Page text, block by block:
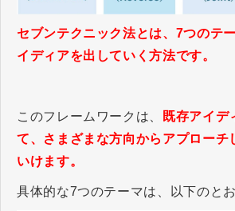
セブンテクニック法とは、7つのテ
イディアを出していく方法です。
このフレームワークは、
既存アイデ
て、さまざまな方向からアプローチ
いけます。
具体的な7つのテーマは、以下のとお